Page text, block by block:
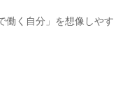
働く自分」を想像しやす